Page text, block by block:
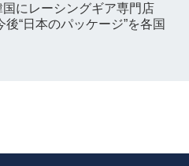
国にレーシングギア専門店